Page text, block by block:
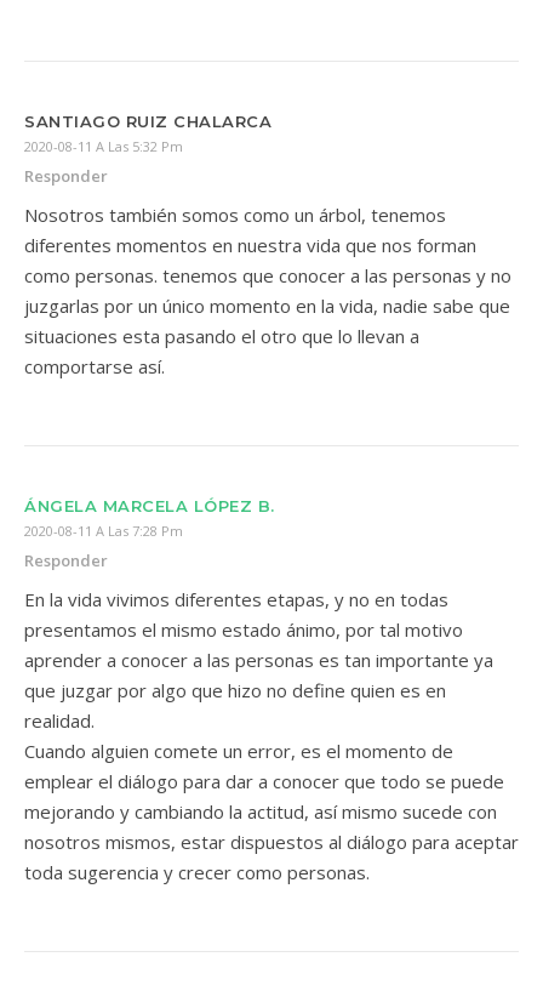
SANTIAGO RUIZ CHALARCA
2020-08-11 A Las 5:32 Pm
Responder
Nosotros también somos como un árbol, tenemos
diferentes momentos en nuestra vida que nos forman
como personas. tenemos que conocer a las personas y no
juzgarlas por un único momento en la vida, nadie sabe que
situaciones esta pasando el otro que lo llevan a
comportarse así.
ÁNGELA MARCELA LÓPEZ B.
2020-08-11 A Las 7:28 Pm
Responder
En la vida vivimos diferentes etapas, y no en todas
presentamos el mismo estado ánimo, por tal motivo
aprender a conocer a las personas es tan importante ya
que juzgar por algo que hizo no define quien es en
realidad.
Cuando alguien comete un error, es el momento de
emplear el diálogo para dar a conocer que todo se puede
mejorando y cambiando la actitud, así mismo sucede con
nosotros mismos, estar dispuestos al diálogo para aceptar
toda sugerencia y crecer como personas.